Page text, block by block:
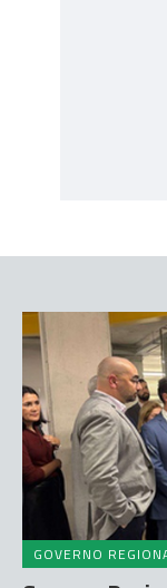
GOVERNO